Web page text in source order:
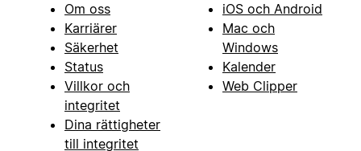
Om oss
Karriärer
Säkerhet
Status
Villkor och
integritet
Dina rättigheter
till integritet
iOS och Android
Mac och
Windows
Kalender
Web Clipper